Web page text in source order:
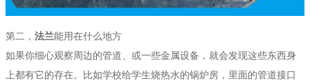
第二， 法兰能用在什么地方
如果你细心观察周边的管道、或一些金属设备，就会发现这些东西身
上都有它的存在。比如学校给学生烧热水的锅炉房，里面的管道接口